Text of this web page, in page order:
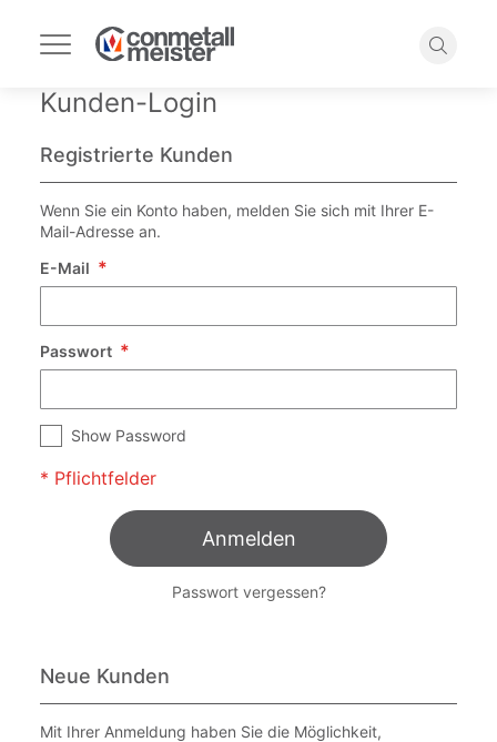
Navigation
umschalten
Suche
Kunden-Login
Registrierte Kunden
Wenn Sie ein Konto haben, melden Sie sich mit Ihrer E-
Mail-Adresse an.
E-Mail
Passwort
Show Password
Anmelden
Passwort vergessen?
Neue Kunden
Mit Ihrer Anmeldung haben Sie die Möglichkeit,